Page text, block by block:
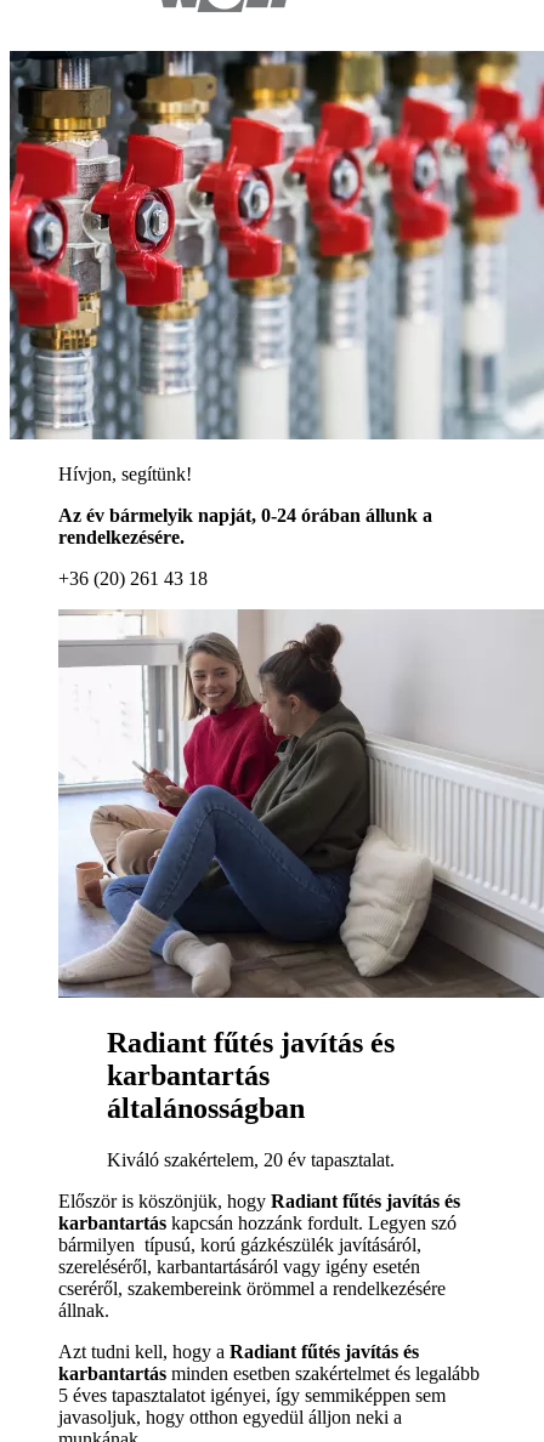
Hívjon, segítünk!
Az év bármelyik napját, 0-24 órában állunk a
rendelkezésére.
+36 (20) 261 43 18
Radiant fűtés javítás és
karbantartás
általánosságban
Kiváló szakértelem, 20 év tapasztalat.
Először is köszönjük, hogy Radiant fűtés javítás és
karbantartás kapcsán hozzánk fordult. Legyen szó
bármilyen típusú, korú gázkészülék javításáról,
szereléséről, karbantartásáról vagy igény esetén
cseréről, szakembereink örömmel a rendelkezésére
állnak.
Azt tudni kell, hogy a Radiant fűtés javítás és
karbantartás minden esetben szakértelmet és legalább
5 éves tapasztalatot igényei, így semmiképpen sem
javasoljuk, hogy otthon egyedül álljon neki a